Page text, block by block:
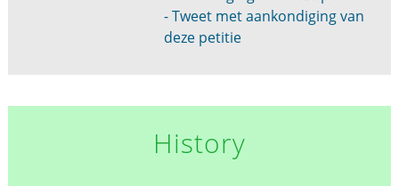
- Tweet met aankondiging van
deze petitie
History